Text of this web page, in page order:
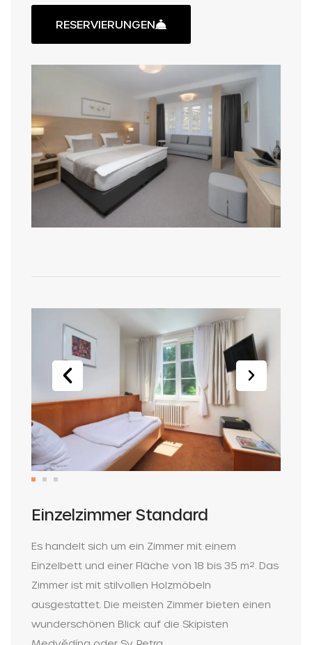
RESERVIERUNGEN
Einzelzimmer Standard
Es handelt sich um ein Zimmer mit einem
Einzelbett und einer Fläche von 18 bis 35 m². Das
Zimmer ist mit stilvollen Holzmöbeln
ausgestattet. Die meisten Zimmer bieten einen
wunderschönen Blick auf die Skipisten